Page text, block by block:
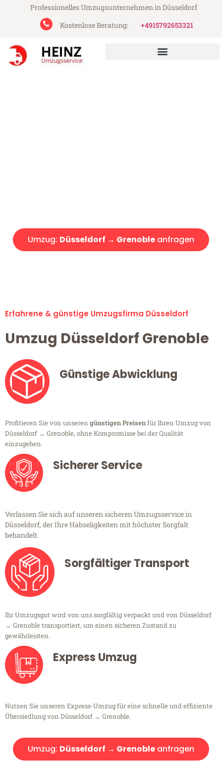
Professionelles Umzugsunternehmen in Düsseldorf
Kostenlose Beratung:
+4915792653321
Umzug: Düsseldorf → Grenoble anfragen
Erfahrene & günstige Umzugsfirma Düsseldorf
Umzug Düsseldorf Grenoble
Günstige Abwicklung
Profitieren Sie von unseren günstigen Preisenfür Ihren Umzug von
Düsseldorf → Grenoble, ohne Kompromisse bei der Qualität
einzugehen.
Sicherer Service
Verlassen Sie sich auf unseren sicheren Umzugsservice in
Düsseldorf, der Ihre Habseligkeiten mit höchster Sorgfalt
behandelt.
Sorgfältiger Transport
Ihr Umzugsgut wird von uns sorgfältig verpackt und von Düsseldorf
→ Grenoble transportiert, um einen sicheren Zustand zu
gewährleisten.
Express Umzug
Nutzen Sie unseren Express-Umzug für eine schnelle und effiziente
Übersiedlung von Düsseldorf → Grenoble.
Umzug: Düsseldorf → Grenoble anfragen